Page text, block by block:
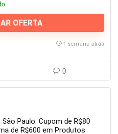
OFERTA
1 semana atrás
0
São Paulo: Cupom de R$80
de R$600 em Produtos